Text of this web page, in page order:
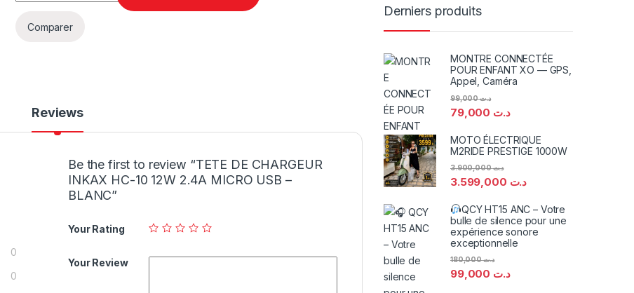
Comparer
Reviews
0
0
Be the first to review “TETE DE CHARGEUR
INKAX HC-10 12W 2.4A MICRO USB –
BLANC”
Your Rating
Your Review
Derniers produits
MONTRE CONNECTÉE
POUR ENFANT XO — GPS,
Appel, Caméra
د.ت
د.ت99,000
MOTO ÉLECTRIQUE
M2RIDE PRESTIGE 1000W
د.ت
د.ت3.900,000
QCY HT15 ANC – Votre
bulle de silence pour une
expérience sonore
exceptionnelle
د.ت
د.ت180,000